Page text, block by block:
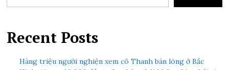
Recent Posts
Hàng triệu người nghiện xem cô Thanh bán lòng ở Bắc